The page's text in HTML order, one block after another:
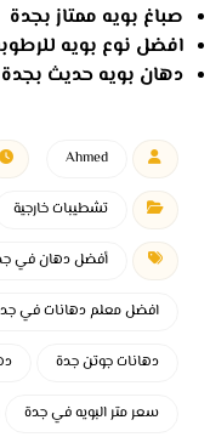
صباغ بويه ممتاز بجدة
افضل نوع بويه
دهان بويه حديث بجدة
Ahmed
تشطيبات خارجية
أفضل دهان في
افضل معلم دهانات في
دهانات جوتن جدة
سعر متر البويه في جدة